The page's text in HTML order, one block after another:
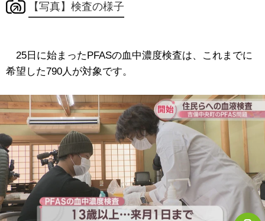
【写真】検査の様子
25日に始まったPFASの血中濃度検査は、これまでに
希望した790人が対象です。